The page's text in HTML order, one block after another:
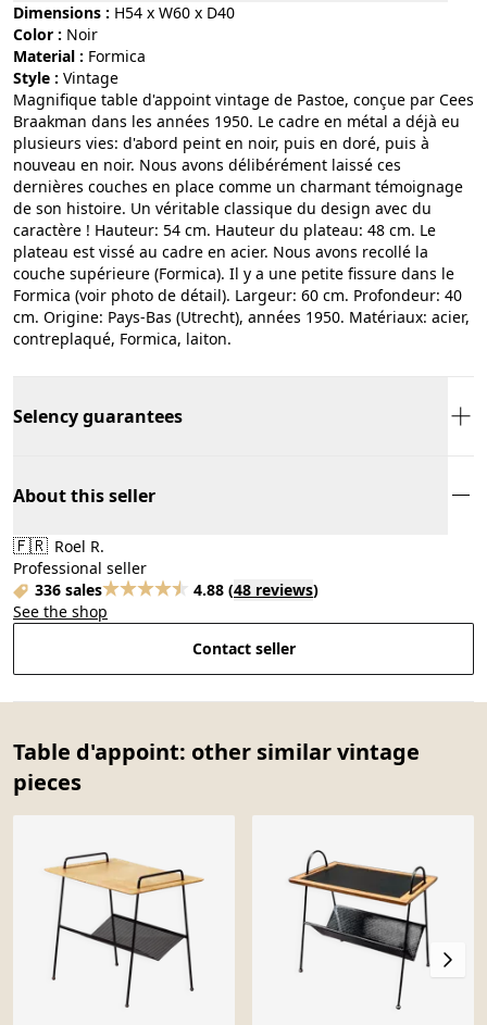
Dimensions : H54 x W60 x D40
Color :
noir
Material :
formica
Style :
vintage
Magnifique table d'appoint vintage de Pastoe, conçue par Cees
Braakman dans les années 1950. Le cadre en métal a déjà eu
plusieurs vies: d'abord peint en noir, puis en doré, puis à
nouveau en noir. Nous avons délibérément laissé ces
dernières couches en place comme un charmant témoignage
de son histoire. Un véritable classique du design avec du
caractère ! Hauteur: 54 cm. Hauteur du plateau: 48 cm. Le
plateau est vissé au cadre en acier. Nous avons recollé la
couche supérieure (Formica). Il y a une petite fissure dans le
Formica (voir photo de détail). Largeur: 60 cm. Profondeur: 40
cm. Origine: Pays-Bas (Utrecht), années 1950. Matériaux: acier,
contreplaqué, Formica, laiton.
Selency guarantees
About this seller
🇫🇷 Roel R.
Professional seller
336 sales
4.88 (48 reviews)
See the shop
Contact seller
Table d'appoint: other similar vintage
pieces